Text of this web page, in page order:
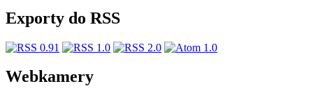
Exporty do RSS
Webkamery